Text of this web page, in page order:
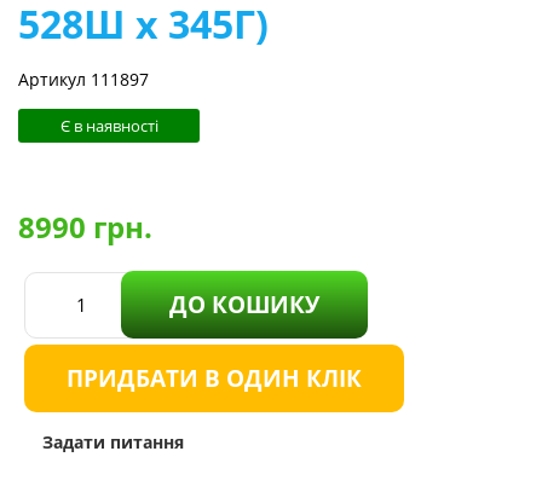
528Ш х 345Г)
Артикул 111897
Є в наявності
8990 грн.
ДО КОШИКУ
ПРИДБАТИ В ОДИН КЛІК
Задати питання